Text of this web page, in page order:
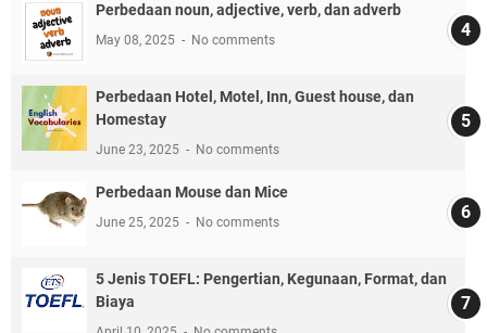
Perbedaan noun, adjective, verb, dan adverb
May 08, 2025 No comments
Perbedaan Hotel, Motel, Inn, Guest house, dan
Homestay
June 23, 2025 No comments
Perbedaan Mouse dan Mice
June 25, 2025 No comments
5 Jenis TOEFL: Pengertian, Kegunaan, Format, dan
Biaya